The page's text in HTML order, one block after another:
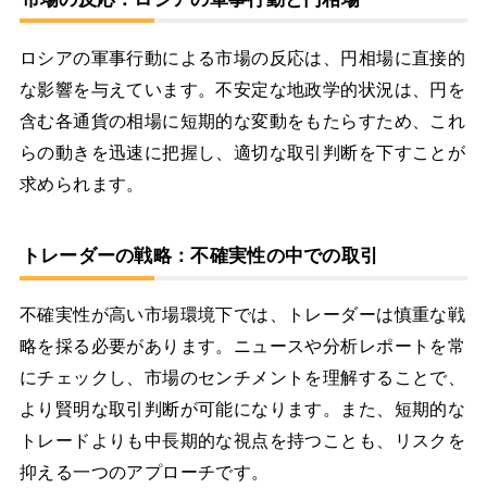
ロシアの軍事行動による市場の反応は、円相場に直接的
な影響を与えています。不安定な地政学的状況は、円を
含む各通貨の相場に短期的な変動をもたらすため、これ
らの動きを迅速に把握し、適切な取引判断を下すことが
求められます。
トレーダーの戦略：不確実性の中での取引
不確実性が高い市場環境下では、トレーダーは慎重な戦
略を採る必要があります。ニュースや分析レポートを常
にチェックし、市場のセンチメントを理解することで、
より賢明な取引判断が可能になります。また、短期的な
トレードよりも中長期的な視点を持つことも、リスクを
抑える一つのアプローチです。